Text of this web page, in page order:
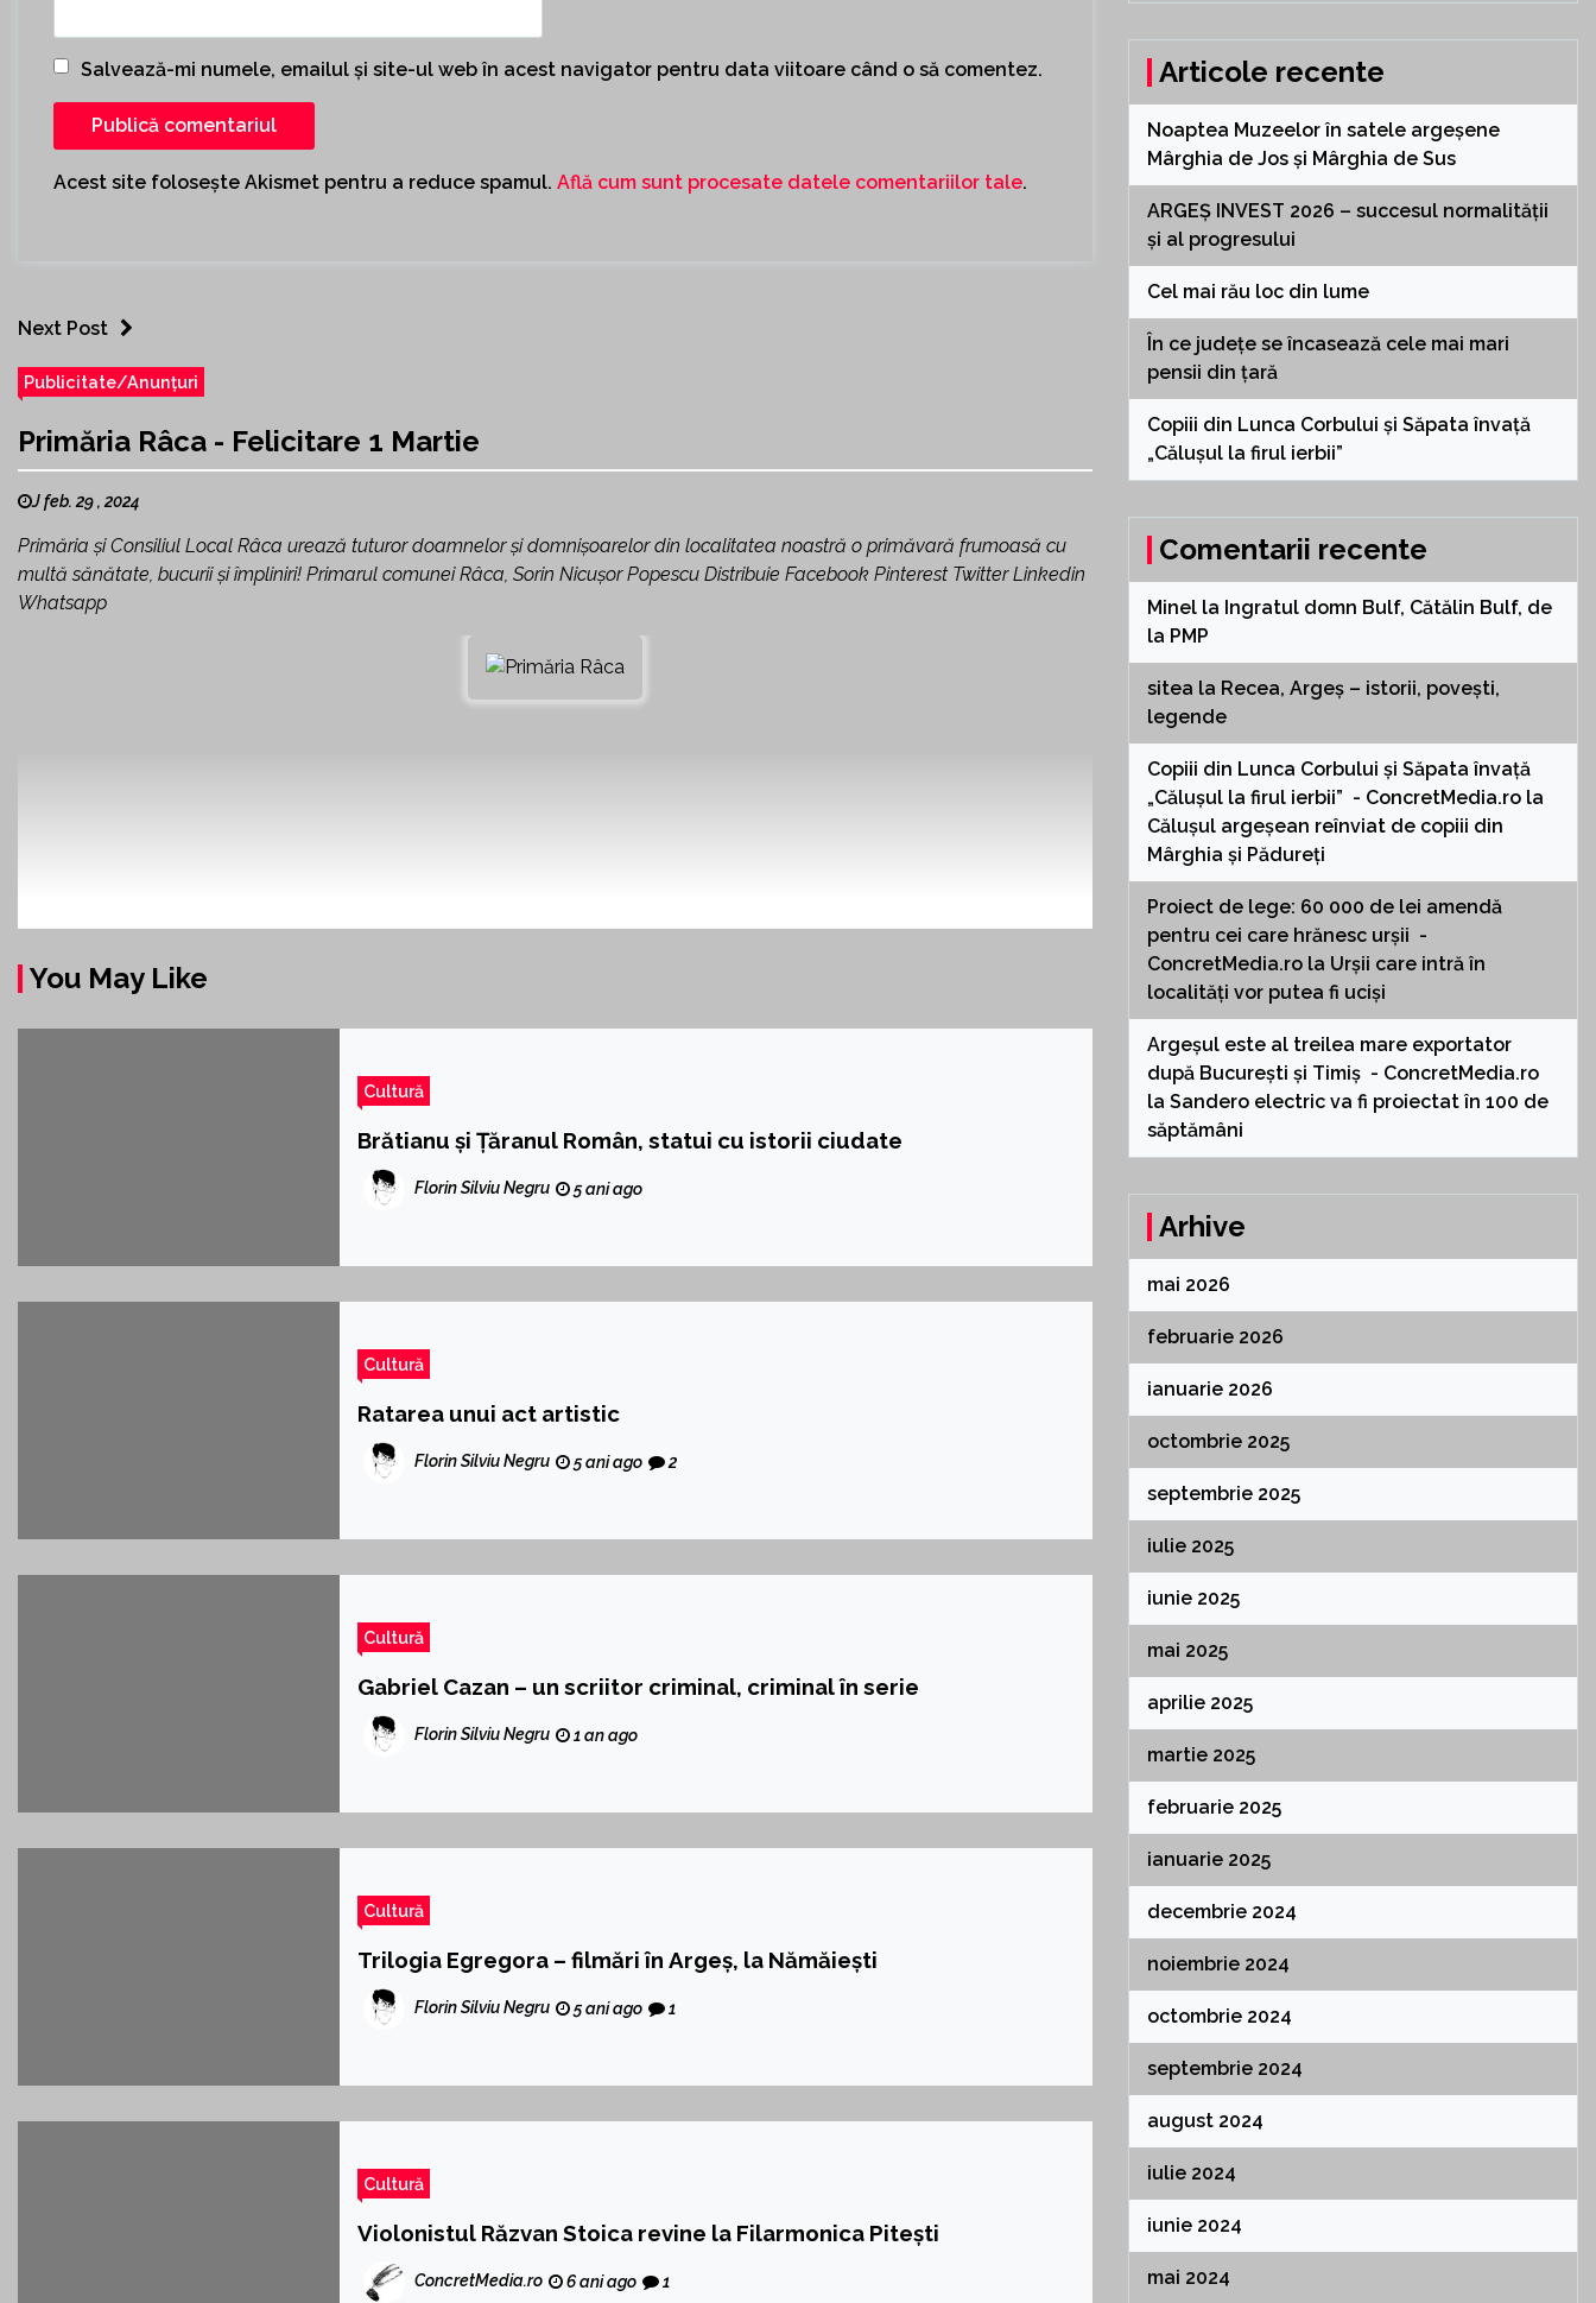
Salvează-mi numele, emailul și site-ul web în acest navigator pentru data viitoare când o să comentez.
Acest site folosește Akismet pentru a reduce spamul. Află cum sunt procesate datele comentariilor tale.
Next Post
Publicitate/Anunțuri
Primăria Râca - Felicitare 1 Martie
J feb. 29 , 2024
Primăria și Consiliul Local Râca urează tuturor doamnelor și domnișoarelor din localitatea noastră o primăvară frumoasă cu
multă sănătate, bucurii și împliniri! Primarul comunei Râca, Sorin Nicușor Popescu Distribuie Facebook Pinterest Twitter Linkedin
Whatsapp
You May Like
Cultură
Brătianu și Țăranul Român, statui cu istorii ciudate
Florin Silviu Negru 5 ani ago
Cultură
Ratarea unui act artistic
Florin Silviu Negru 5 ani ago 2
Cultură
Gabriel Cazan – un scriitor criminal, criminal în serie
Florin Silviu Negru 1 an ago
Cultură
Trilogia Egregora – filmări în Argeș, la Nămăiești
Florin Silviu Negru 5 ani ago 1
Cultură
Violonistul Răzvan Stoica revine la Filarmonica Pitești
ConcretMedia.ro 6 ani ago 1
Articole recente
Noaptea Muzeelor în satele argeșene
Mârghia de Jos și Mârghia de Sus
ARGEȘ INVEST 2026 – succesul normalității
și al progresului
Cel mai rău loc din lume
În ce județe se încasează cele mai mari
pensii din țară
Copiii din Lunca Corbului și Săpata învață
„Călușul la firul ierbii”
Comentarii recente
Minella Ingratul domn Bulf, Cătălin Bulf, de
la PMP
sitea la Recea, Argeș – istorii, povești,
legende
Copiii din Lunca Corbului și Săpata învață
„Călușul la firul ierbii” - ConcretMedia.rola
Călușul argeșean reînviat de copiii din
Mârghia și Pădureți
Proiect de lege: 60 000 de lei amendă
pentru cei care hrănesc urșii -
ConcretMedia.rola Urșii care intră în
localități vor putea fi uciși
Argeșul este al treilea mare exportator
după București și Timiș - ConcretMedia.ro
la Sandero electric va fi proiectat în 100 de
săptămâni
Arhive
mai 2026
februarie 2026
ianuarie 2026
octombrie 2025
septembrie 2025
iulie 2025
iunie 2025
mai 2025
aprilie 2025
martie 2025
februarie 2025
ianuarie 2025
decembrie 2024
noiembrie 2024
octombrie 2024
septembrie 2024
august 2024
iulie 2024
iunie 2024
mai 2024